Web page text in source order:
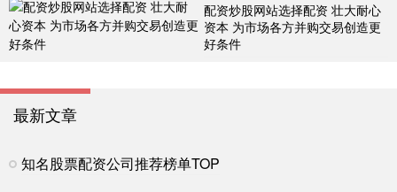
配资炒股网站选择配资 壮大耐心
资本 为市场各方并购交易创造更
好条件
最新文章
知名股票配资公司推荐榜单TOP